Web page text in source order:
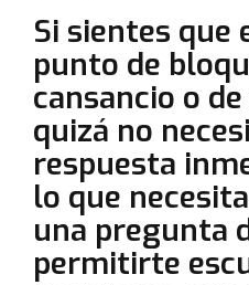
Si sientes que
punto de
cansancio o
quizá no
respuesta
lo que
una pregunta
permitirte